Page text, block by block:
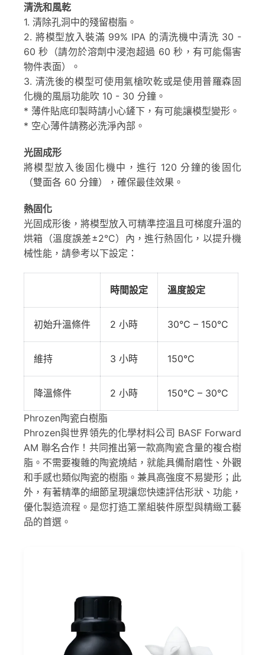
清洗和風乾
1. 清除孔洞中的殘留樹脂。
2. 將模型放入裝滿 99% IPA 的清洗機中清洗 30 -
60 秒（請勿於溶劑中浸泡超過 60 秒，有可能傷害
物件表面）。
3. 清洗後的模型可使用氣槍吹乾或是使用普羅森固
化機的風扇功能吹 10 - 30 分鐘。
* 薄件貼底印製時請小心鏟下，有可能讓模型變形。
* 空心薄件請務必洗淨內部。
光固成形
將模型放入後固化機中，進行 120 分鐘的後固化
（雙面各 60 分鐘），確保最佳效果。
熱固化
光固成形後，將模型放入可精準控溫且可梯度升溫的
烘箱（溫度誤差±2°C）內，進行熱固化，以提升機
械性能，請參考以下設定：
時間設定 溫度設定
初始升溫條件 2 小時 30°C – 150°C
維持 3 小時 150°C
降溫條件 2 小時 150°C – 30°C
Phrozen陶瓷白樹脂
Phrozen與世界領先的化學材料公司 BASF Forward
AM 聯名合作！共同推出第一款高陶瓷含量的複合樹
脂。不需要複雜的陶瓷燒結，就能具備耐磨性、外觀
和手感也類似陶瓷的樹脂。兼具高強度不易變形；此
外，有著精準的細節呈現讓您快速評估形狀、功能，
優化製造流程。是您打造工業組裝件原型與精緻工藝
品的首選。